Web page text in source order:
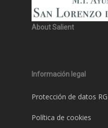
About Salient
Información legal
Protección de datos
Política de cookies